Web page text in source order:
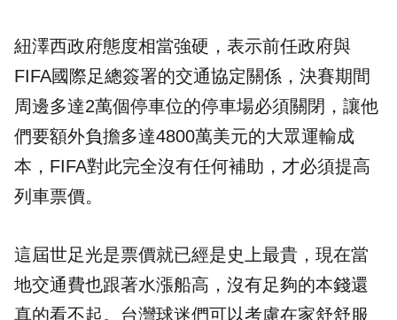
紐澤西政府態度相當強硬，表示前任政府與
FIFA國際足總簽署的交通協定關係，決賽期間
周邊多達2萬個停車位的停車場必須關閉，讓他
們要額外負擔多達4800萬美元的大眾運輸成
本，FIFA對此完全沒有任何補助，才必須提高
列車票價。
這屆世足光是票價就已經是史上最貴，現在當
地交通費也跟著水漲船高，沒有足夠的本錢還
真的看不起。台灣球迷們可以考慮在家舒舒服